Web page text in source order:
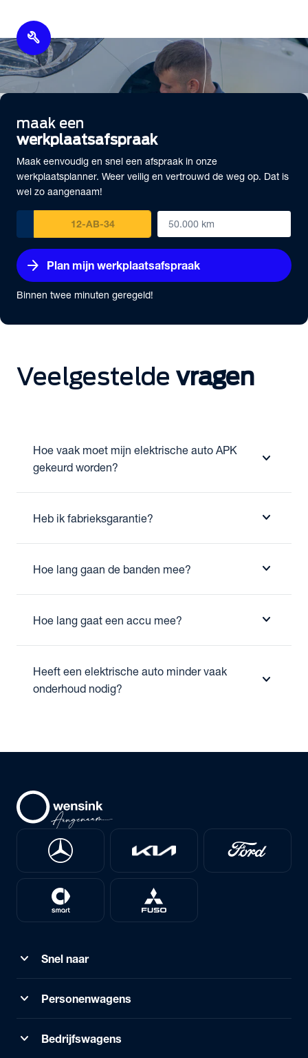
build
maak een
werkplaatsafspraak
Maak eenvoudig en snel een afspraak in onze
werkplaatsplanner. Weer veilig en vertrouwd de weg op. Dat is
wel zo aangenaam!
arrow_forward Plan mijn werkplaatsafspraak
Binnen twee minuten geregeld!
Veelgestelde vragen
Hoe vaak moet mijn elektrische auto APK
gekeurd worden?
expand_more
Heb ik fabrieksgarantie? expand_more
Hoe lang gaan de banden mee? expand_more
Hoe lang gaat een accu mee? expand_more
Heeft een elektrische auto minder vaak
onderhoud nodig?
expand_more
expand_more Snel naar
expand_more Personenwagens
expand_more Bedrijfswagens